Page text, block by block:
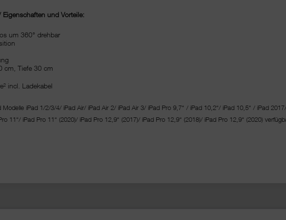
und Vorteile:
um 360° drehbar
cm, Tiefe 30 cm
incl. Ladekabel
Modelle iPad 1/2/3/4/ iPad Air/ iPad Air 2/ iPad Air 3/ iPad Pro 9,7“ / iPad 10,2“/ iPad 10,5“ / iPad 2017/
11“/ iPad Pro 11“ (2020)/ iPad Pro 12,9“ (2017)/ iPad Pro 12,9“ (2018)/ iPad Pro 12,9“ (2020)